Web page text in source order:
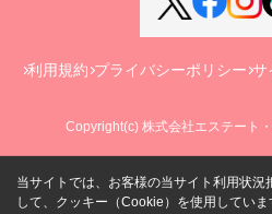
利用規約 プライバシーポリシー サ
Copyright(c) 株式会社エステート
当サイトでは、お客様の当サイト利用状況
して、クッキー（Cookie）を使用していま